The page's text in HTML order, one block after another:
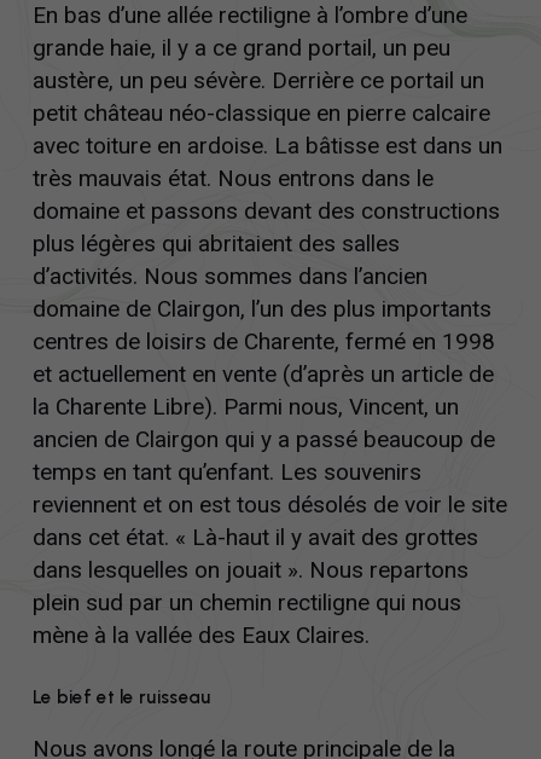
En bas d’une allée rectiligne à l’ombre d’une
grande haie, il y a ce grand portail, un peu
austère, un peu sévère. Derrière ce portail un
petit château néo-classique en pierre calcaire
avec toiture en ardoise. La bâtisse est dans un
très mauvais état. Nous entrons dans le
domaine et passons devant des constructions
plus légères qui abritaient des salles
d’activités. Nous sommes dans l’ancien
domaine de Clairgon, l’un des plus importants
centres de loisirs de Charente, fermé en 1998
et actuellement en vente (d’après un article de
la Charente Libre). Parmi nous, Vincent, un
ancien de Clairgon qui y a passé beaucoup de
temps en tant qu’enfant. Les souvenirs
reviennent et on est tous désolés de voir le site
dans cet état. « Là-haut il y avait des grottes
dans lesquelles on jouait ». Nous repartons
plein sud par un chemin rectiligne qui nous
mène à la vallée des Eaux Claires.
Le bief et le ruisseau
Nous avons longé la route principale de la